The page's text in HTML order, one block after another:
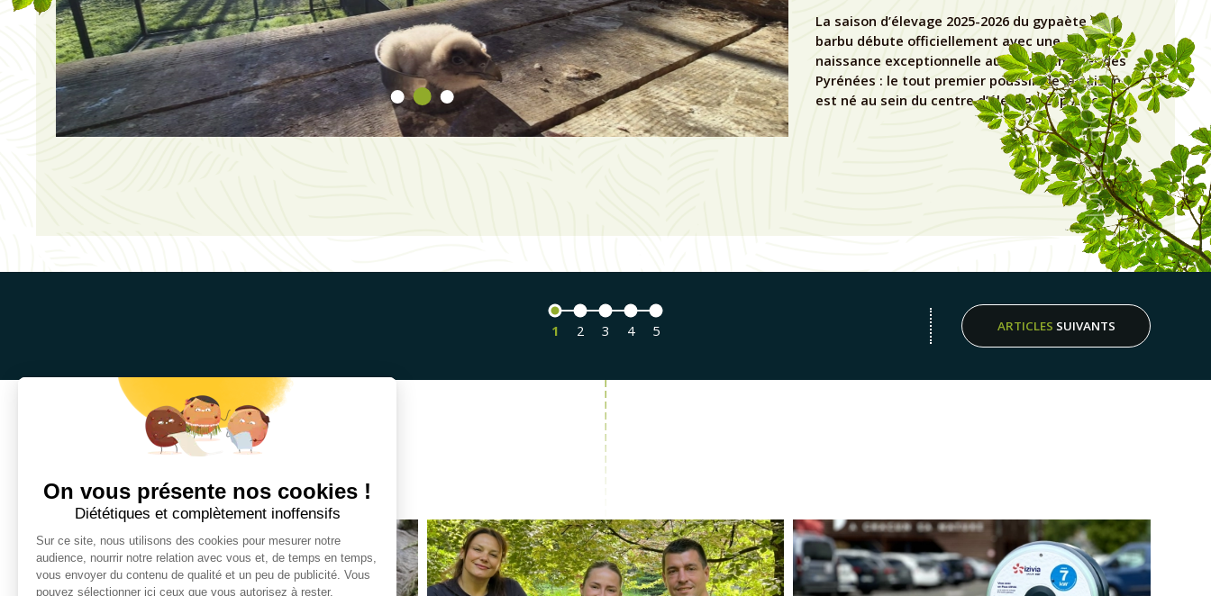
La saison d’élevage 2025-2026 du gypaète
barbu débute officiellement avec une
naissance exceptionnelle au Parc Animalier des
Pyrénées : le tout premier poussin de la saison
est né au sein du centre d’élevage Cap Arrouy.
VOIR TOUTES LES ACTUALITÉS
les équipes du Parc Animalier des Pyrénées ont
accueilli deux poussins gypaètes au sein du
Centre d'élevage du Gypaète Barbu les 21 et 27
mars dernier !
VOIR TOUTES LES ACTUALITÉS
1 2 3 4 5 ARTICLES SUIVANTS